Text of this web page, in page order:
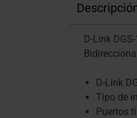
D-Link
D-Link
Tipo de
Puertos